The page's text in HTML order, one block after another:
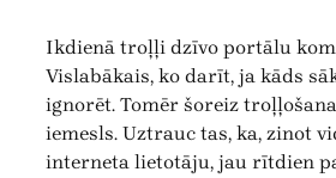
Ikdienā troļļi dzīvo portālu
Vislabākais, ko darīt, ja kāds
ignorēt. Tomēr šoreiz
iemesls. Uztrauc tas, ka, zinot
interneta lietotāju, jau rītdien